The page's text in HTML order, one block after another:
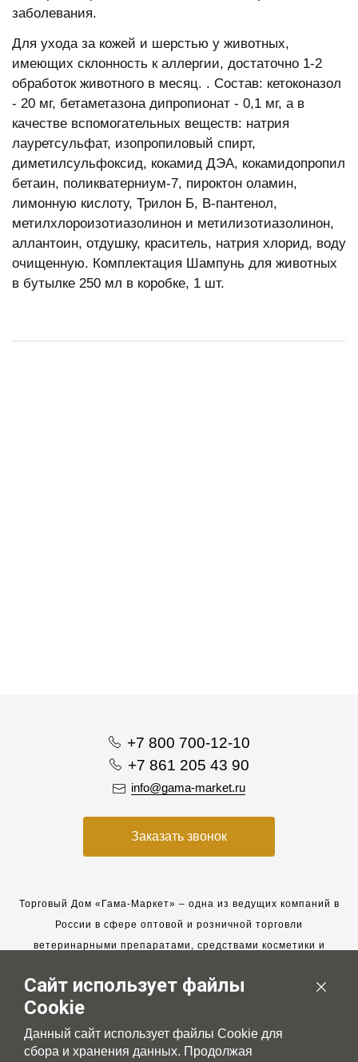
заболевания.
Для ухода за кожей и шерстью у животных,
имеющих склонность к аллергии, достаточно 1-2
обработок животного в месяц. . Состав: кетоконазол
- 20 мг, бетаметазона дипропионат - 0,1 мг, а в
качестве вспомогательных веществ: натрия
лауретсульфат, изопропиловый спирт,
диметилсульфоксид, кокамид ДЭА, кокамидопропил
бетаин, поликватерниум-7, пироктон оламин,
лимонную кислоту, Трилон Б, В-пантенол,
метилхлороизотиазолинон и метилизотиазолинон,
аллантоин, отдушку, краситель, натрия хлорид, воду
очищенную. Комплектация Шампунь для животных
в бутылке 250 мл в коробке, 1 шт.
+7 800 700-12-10
+7 861 205 43 90
info@gama-market.ru
Заказать звонок
Торговый Дом «Гама-Маркет» – одна из ведущих компаний в
России в сфере оптовой и розничной торговли
ветеринарными препаратами, средствами косметики и
Мы работаем с 2005 года. Мы приглашаем к сотрудничеству
новых клиентов и всегда рассчитываем на взаимовыгодные,
долгосрочные партнерские отношения.
Сайт использует файлы
Cookie
Данный сайт использует файлы Cookie для
сбора и хранения данных. Продолжая